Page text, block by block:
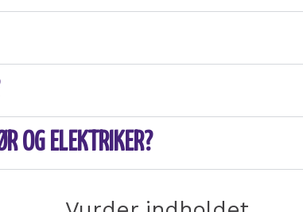
OG ELEKTRIKER?